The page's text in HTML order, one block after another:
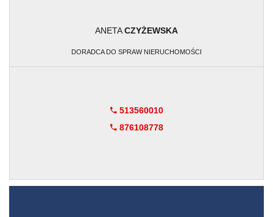
ANETACZYŻEWSKA
DORADCA DO SPRAW NIERUCHOMOŚCI
513560010
876108778